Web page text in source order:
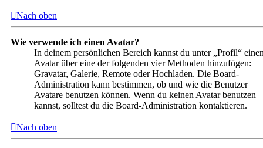
Nach oben
Wie verwende ich einen Avatar?
In deinem persönlichen Bereich kannst du unter „Profil“
Avatar über eine der folgenden vier Methoden hinzufügen:
Gravatar, Galerie, Remote oder Hochladen. Die Board-
Administration kann bestimmen, ob und wie die Benutzer
Avatare benutzen können. Wenn du keinen Avatar benutzen
kannst, solltest du die Board-Administration kontaktieren.
Nach oben